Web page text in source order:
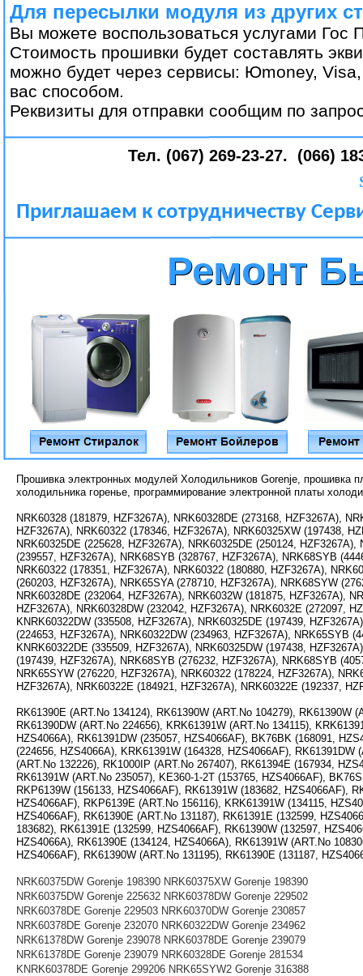
Ремонт
Ремонт
Тел. (067) 269-23-27. (066)
Прошивка электронных модулей Холодильников Gorenje, прошивка
холодильника горенье, программирование электронной платы
NRK60328 (181879, HZF3267A), NRK60328DE (273168, HZF3267A),
HZF3267A), NRK60322 (178346, HZF3267A), NRK60325XW (197438,
NRK60325DE (225628, HZF3267A), NRK60325DE (250124,
(239557, HZF3267A), NRK68SYB (328767, HZF3267A), NRK68SYB
NRK60322 (178351, HZF3267A), NRK60322 (180880, HZF3267A),
(260203, HZF3267A), NRK65SYA (278710, HZF3267A), NRK68SYW
NRK60328DE (232064, HZF3267A), NRK6032W (181875, HZF3267A),
HZF3267A), NRK60328DW (232042, HZF3267A), NRK6032E (272097,
KNRK60322DW (335508, HZF3267A), NRK60325DE (197439,
(224653, HZF3267A), NRK60322DW (234963, HZF3267A), NRK65SYB
KNRK60322DE (335509, HZF3267A), NRK60325DW (197438,
(197439, HZF3267A), NRK68SYB (276232, HZF3267A), NRK68SYB
NRK65SYW (276220, HZF3267A), NRK60322 (178224, HZF3267A),
HZF3267A), NRK60322E (184921, HZF3267A), NRK60322E (192337,
RK61390E (ART.No 134124), RK61390W (ART.No 104279),
RK61390DW (ART.No 224656), KRK61391W (ART.No 134115),
HZS4066A), RK61391DW (235057, HZS4066AF), BK76BK (168091,
(224656, HZS4066A), KRK61391W (164328, HZS4066AF),
(ART.No 132226), RK1000IP (ART.No 267407), RK61394E (167934,
RK61391W (ART.No 235057), KE360-1-2T (153765, HZS4066AF),
RKP6139W (156133, HZS4066AF), RK61391W (183682, HZS4066AF),
HZS4066AF), RKP6139E (ART.No 156116), KRK61391W (134115,
HZS4066AF), RK61390E (ART.No 131187), RK61391E (132599,
183682), RK61391E (132599, HZS4066AF), RK61390W (132597,
HZS4066A), RK61390E (134124, HZS4066A), RK61391W (ART.No
HZS4066AF), RK61390W (ART.No 131195), RK61390E (131187,
NRK60375DW Gorenje 198390 NRK60375XW Gorenje 198390
NRK60375DW Gorenje 225632 NRK60378DW Gorenje 229502
NRK60378DE Gorenje 229503 NRK60370DW Gorenje 230857
NRK60378DE Gorenje 232070 NRK60322DW Gorenje 234962
NRK61378DW Gorenje 239078 NRK60378DE Gorenje 239079
NRK61378DE Gorenje 239079 NRK60328DE Gorenje 281534
KNRK60378DE Gorenje 299206 NRK65SYW2 Gorenje 316388
Для пересылки модуля из других
Вы можете воспользоваться услугами
Стоимость прошивки будет составлять
можно будет через сервисы: Юmoney,
вас способом.
Реквизиты для отправки сообщим по
Приглашаем к сотрудничеству